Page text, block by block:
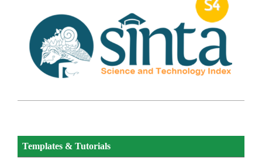
Templates & Tutorials